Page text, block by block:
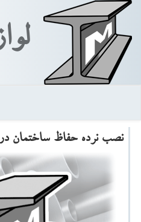
نصب نرده حفاظ ساختمان در